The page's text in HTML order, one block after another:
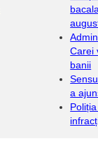
Carei
banii
a